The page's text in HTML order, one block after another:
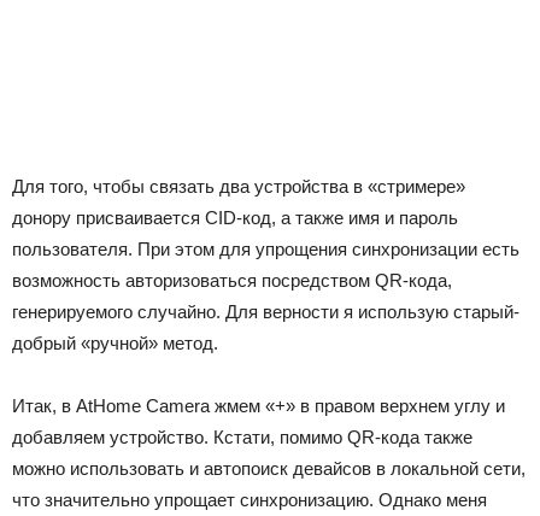
Для того, чтобы связать два устройства в «стримере»
донору присваивается CID-код, а также имя и пароль
пользователя. При этом для упрощения синхронизации есть
возможность авторизоваться посредством QR-кода,
генерируемого случайно. Для верности я использую старый-
добрый «ручной» метод.
Итак, в AtHome Camera жмем «+» в правом верхнем углу и
добавляем устройство. Кстати, помимо QR-кода также
можно использовать и автопоиск девайсов в локальной сети,
что значительно упрощает синхронизацию. Однако меня